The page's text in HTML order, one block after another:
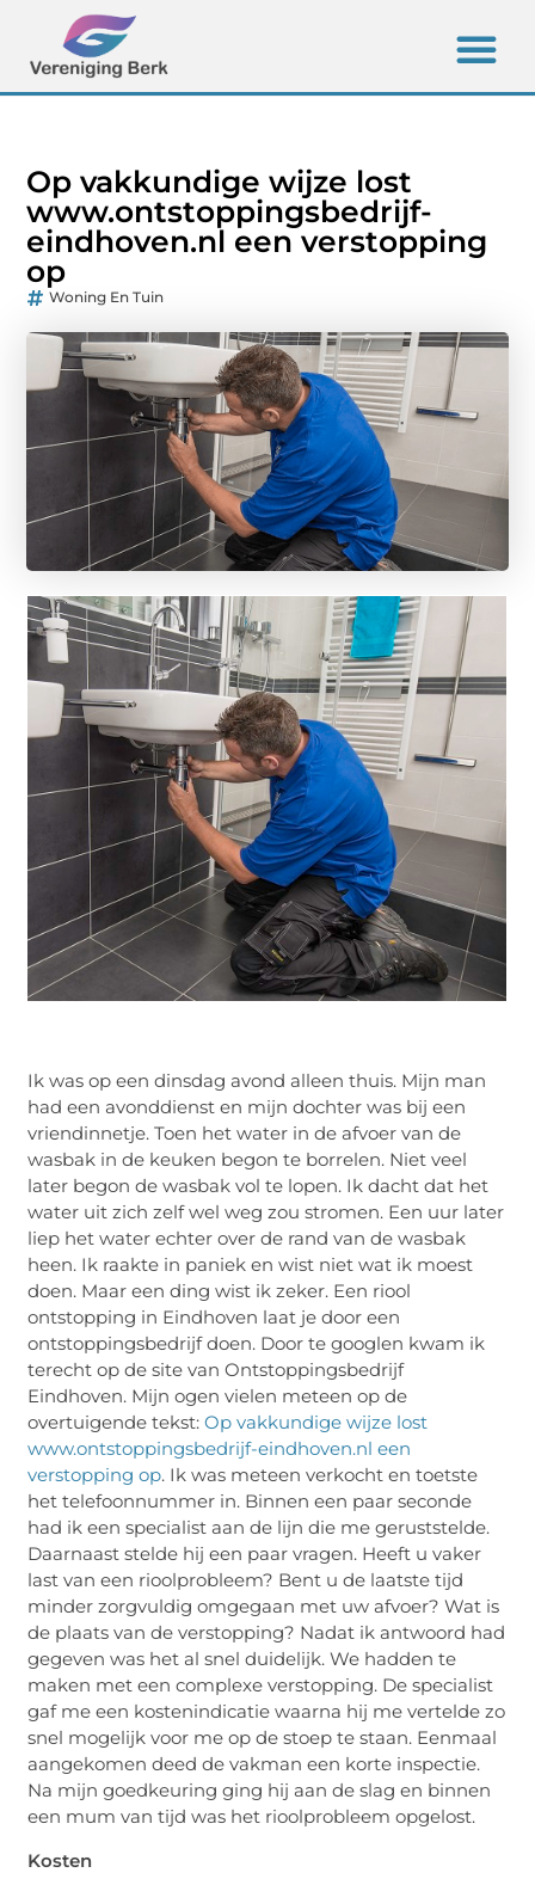
Op vakkundige wijze lost
www.ontstoppingsbedrijf-
eindhoven.nl een verstopping
op
Woning En Tuin
Ik was op een dinsdag avond alleen thuis. Mijn man
had een avonddienst en mijn dochter was bij een
vriendinnetje. Toen het water in de afvoer van de
wasbak in de keuken begon te borrelen. Niet veel
later begon de wasbak vol te lopen. Ik dacht dat het
water uit zich zelf wel weg zou stromen. Een uur later
liep het water echter over de rand van de wasbak
heen. Ik raakte in paniek en wist niet wat ik moest
doen. Maar een ding wist ik zeker. Een riool
ontstopping in Eindhoven laat je door een
ontstoppingsbedrijf doen. Door te googlen kwam ik
terecht op de site van Ontstoppingsbedrijf
Eindhoven. Mijn ogen vielen meteen op de
overtuigende tekst:Op vakkundige wijze lost
www.ontstoppingsbedrijf-eindhoven.nl een
verstopping op. Ik was meteen verkocht en toetste
het telefoonnummer in. Binnen een paar seconde
had ik een specialist aan de lijn die me geruststelde.
Daarnaast stelde hij een paar vragen. Heeft u vaker
last van een rioolprobleem? Bent u de laatste tijd
minder zorgvuldig omgegaan met uw afvoer? Wat is
de plaats van de verstopping? Nadat ik antwoord had
gegeven was het al snel duidelijk. We hadden te
maken met een complexe verstopping. De specialist
gaf me een kostenindicatie waarna hij me vertelde zo
snel mogelijk voor me op de stoep te staan. Eenmaal
aangekomen deed de vakman een korte inspectie.
Na mijn goedkeuring ging hij aan de slag en binnen
een mum van tijd was het rioolprobleem opgelost.
Kosten